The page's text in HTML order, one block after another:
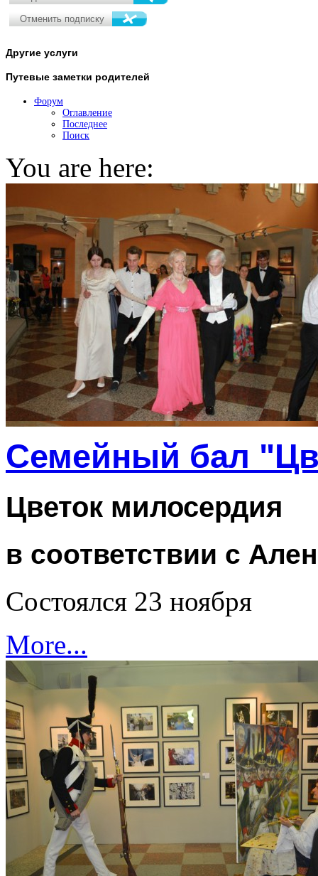
Другие услуги
Путевые заметки родителей
Форум
Оглавление
Последнее
Поиск
You are here:
Семейный бал
Цветок милосердия
в соответствии с
Состоялся 23 ноября
More...